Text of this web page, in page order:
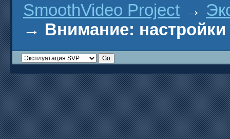
SmoothVideo Project →
→ Внимание: